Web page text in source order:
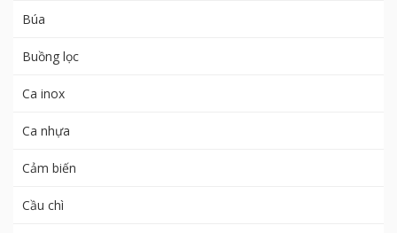
Búa
Buồng lọc
Ca inox
Ca nhựa
Cảm biến
Cầu chì